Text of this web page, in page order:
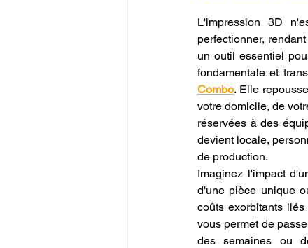
Bambu Lab X2D fusion
L'impression 3D
perfectionner,
un outil essentiel
fondamentale et
Combo. Elle
votre domicile, de
réservées à des
devient locale,
de production.
Imaginez l'impact
d'une pièce unique
coûts exorbitants
vous permet de
des semaines ou